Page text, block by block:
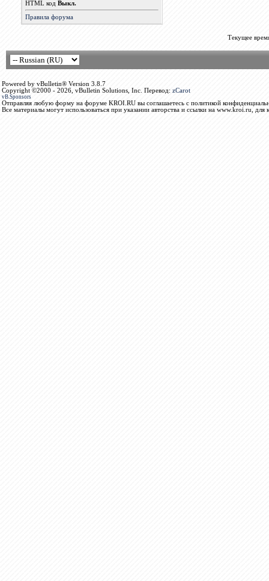
HTML код Выкл.
Правила форума
Текущее
Powered by vBulletin® Version 3.8.7
Copyright ©2000 - 2026, vBulletin Solutions, Inc. Перевод: zCarot
vB.Sponsors
Отправляя любую форму на форуме KROI.RU вы соглашаетесь с политикой
Все материалы могут использоваться при указании авторства и ссылки на www.kroi.ru, для